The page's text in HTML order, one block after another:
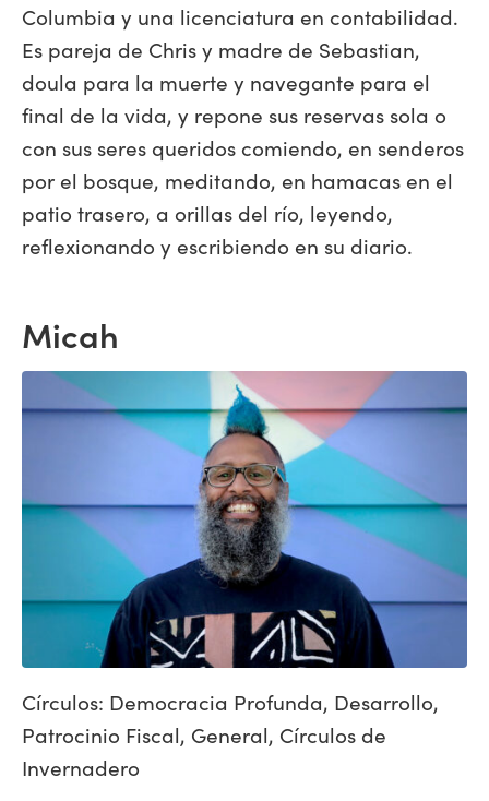
Columbia y una licenciatura en contabilidad.
Es pareja de Chris y madre de Sebastian,
doula para la muerte y navegante para el
final de la vida, y repone sus reservas sola o
con sus seres queridos comiendo, en senderos
por el bosque, meditando, en hamacas en el
patio trasero, a orillas del río, leyendo,
reflexionando y escribiendo en su diario.
Micah
Círculos: Democracia Profunda, Desarrollo,
Patrocinio Fiscal, General, Círculos de
Invernadero